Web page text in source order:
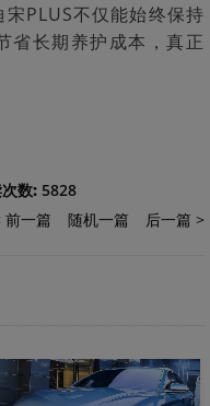
PLUS不仅能始终保持
省长期养护成本，真正
数:5828
前一篇
随机一篇 后一篇 >